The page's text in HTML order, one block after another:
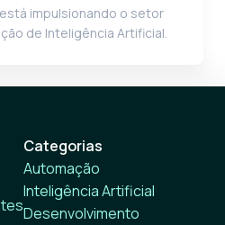
impulsionando o setor
de Inteligência Artificial.
Categorias
Automação
Inteligência Artificial
Desenvolvimento